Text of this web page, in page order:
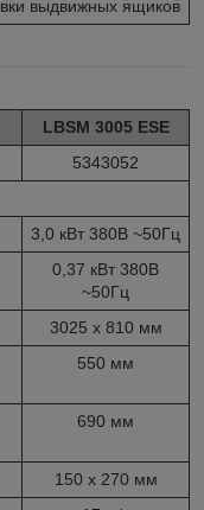
выдвижных ящиков
LBSM 3005 ESE
5343052
3,0 кВт 380В ~50Гц
0,37 кВт 380В
~50Гц
3025 х 810 мм
550 мм
690 мм
150 х 270 мм